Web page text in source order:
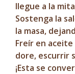
llegue a la
Sostenga la
la masa,
Freír en
dore, escurrir
¡Esta se